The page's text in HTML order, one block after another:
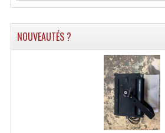
Accessoires Micro, Pieds
Cellule (s)
Diamants
NOUVEAUTÉS ?